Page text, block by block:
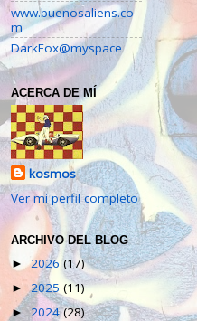
www.buenosaliens.co
m
DarkFox@myspace
ACERCA DE MÍ
kosmos
Ver mi perfil completo
ARCHIVO DEL BLOG
►2026 (17)
►2025 (11)
►2024(28)